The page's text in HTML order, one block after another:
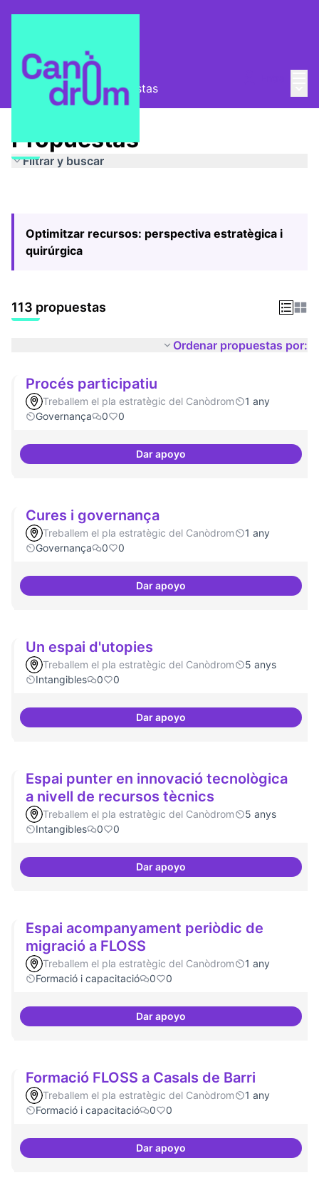
Pla Estratègic Propuestas
Propuestas
Filtrar y buscar
Optimitzar recursos: perspectiva estratègica i
quirúrgica
113 propuestas
Ordenar propuestas por:
Procés participatiu
Treballem el pla estratègic del Canòdrom
1 any
Governança
0 0
Dar apoyoProcés participatiu
Cures i governança
Treballem el pla estratègic del Canòdrom
1 any
Governança
0 0
Dar apoyoCures i governança
Un espai d'utopies
Treballem el pla estratègic del Canòdrom
5 anys
Intangibles
0 0
Dar apoyoUn espai d'utopies
Espai punter en innovació tecnològica
a nivell de recursos tècnics
Treballem el pla estratègic del Canòdrom
5 anys
Intangibles
0 0
Dar apoyoEspai punter en innovació
Espai acompanyament periòdic de
migració a FLOSS
Treballem el pla estratègic del Canòdrom
1 any
Formació i capacitació
0 0
Dar apoyoEspai acompanyament periòdic
Formació FLOSS a Casals de Barri
Treballem el pla estratègic del Canòdrom
1 any
Formació i capacitació
0 0
Dar apoyoFormació FLOSS a Casals de